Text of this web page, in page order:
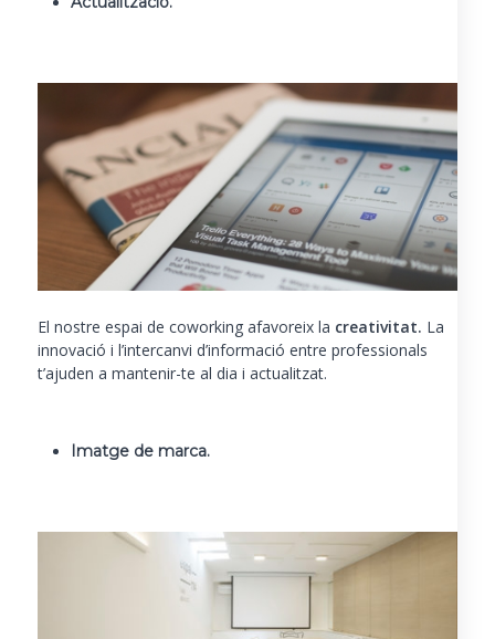
El nostre espai de coworking afavoreix la creativitat. La
innovació i l’intercanvi d’informació entre professionals
t’ajuden a mantenir-te al dia i actualitzat.
Imatge de marca.